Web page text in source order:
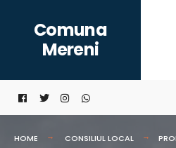
content
Comuna
Mereni
HOME CONSILIUL LOCAL
for: